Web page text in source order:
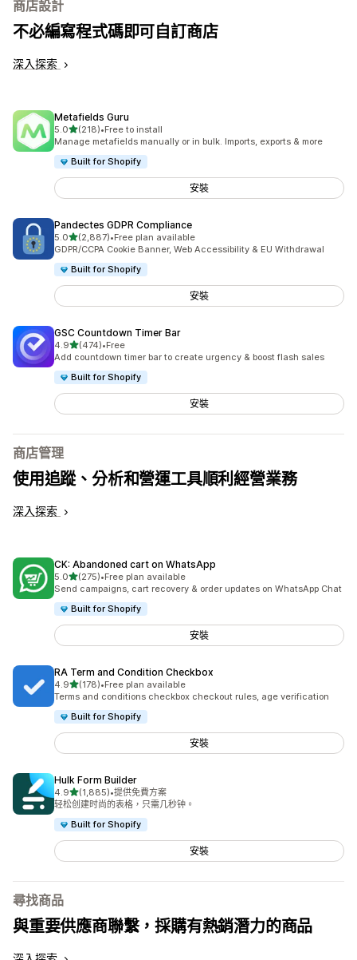
商店設計
不必編寫程式碼即可自訂商店
深入探索
Metafields Guru
5.0滿分 5 顆星
(218)
共有 218 則評價
•Free to install
Manage metafields manually or in bulk. Imports, exports & more
Built for Shopify
安裝
Pandectes GDPR Compliance
5.0滿分 5 顆星
(2,887)
共有 2887 則評價
•Free plan available
GDPR/CCPA Cookie Banner, Web Accessibility & EU Withdrawal
Built for Shopify
安裝
GSC Countdown Timer Bar
4.9滿分 5 顆星
(474)
共有 474 則評價
•Free
Add countdown timer bar to create urgency & boost flash sales
Built for Shopify
安裝
商店管理
使用追蹤、分析和營運工具順利經營業務
深入探索
CK: Abandoned cart on WhatsApp
5.0滿分 5 顆星
(275)
共有 275 則評價
•Free plan available
Send campaigns, cart recovery & order updates on WhatsApp Chat
Built for Shopify
安裝
RA Term and Condition Checkbox
4.9滿分 5 顆星
(178)
共有 178 則評價
•Free plan available
Terms and conditions checkbox checkout rules, age verification
Built for Shopify
安裝
Hulk Form Builder
4.9滿分 5 顆星
(1,885)
共有 1885 則評價
•提供免費方案
轻松创建时尚的表格，只需几秒钟。
Built for Shopify
安裝
尋找商品
與重要供應商聯繫，採購有熱銷潛力的商品